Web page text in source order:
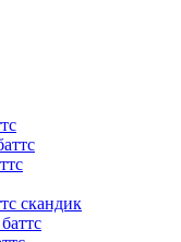
скандик